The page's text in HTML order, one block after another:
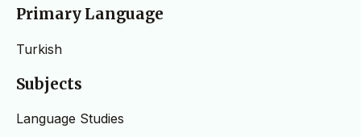
Primary Language
Turkish
Subjects
Language Studies